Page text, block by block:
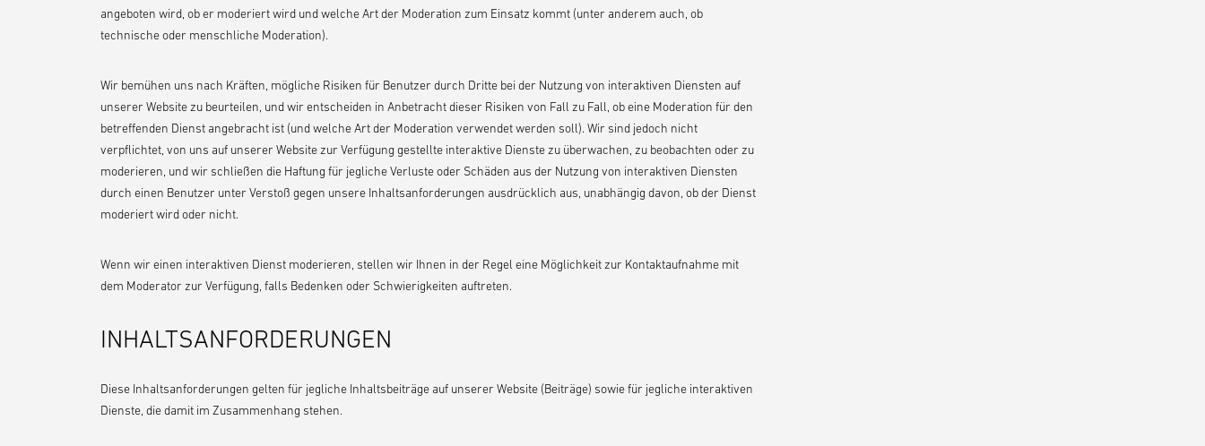
angeboten wird, ob er moderiert wird und welche Art der Moderation zum Einsatz kommt (unter anderem auch, ob
technische oder menschliche Moderation).
Wir bemühen uns nach Kräften, mögliche Risiken für Benutzer durch Dritte bei der Nutzung von interaktiven Diensten auf
unserer Website zu beurteilen, und wir entscheiden in Anbetracht dieser Risiken von Fall zu Fall, ob eine Moderation für den
betreffenden Dienst angebracht ist (und welche Art der Moderation verwendet werden soll). Wir sind jedoch nicht
verpflichtet, von uns auf unserer Website zur Verfügung gestellte interaktive Dienste zu überwachen, zu beobachten oder zu
moderieren, und wir schließen die Haftung für jegliche Verluste oder Schäden aus der Nutzung von interaktiven Diensten
durch einen Benutzer unter Verstoß gegen unsere Inhaltsanforderungen ausdrücklich aus, unabhängig davon, ob der Dienst
moderiert wird oder nicht.
Wenn wir einen interaktiven Dienst moderieren, stellen wir Ihnen in der Regel eine Möglichkeit zur Kontaktaufnahme mit
dem Moderator zur Verfügung, falls Bedenken oder Schwierigkeiten auftreten.
INHALTSANFORDERUNGEN
Diese Inhaltsanforderungen gelten für jegliche Inhaltsbeiträge auf unserer Website (Beiträge) sowie für jegliche interaktiven
Dienste, die damit im Zusammenhang stehen.